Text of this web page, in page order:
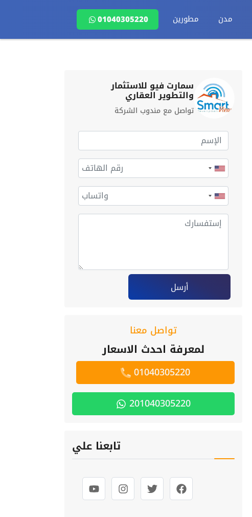
مدن مطورين 01040305220
سمارت فيو للاستثمار
والتطوير العقاري
تواصل مع مندوب الشركة
أرسل
تواصل معنا
لمعرفة احدث الاسعار
01040305220
201040305220
تابعنا علي